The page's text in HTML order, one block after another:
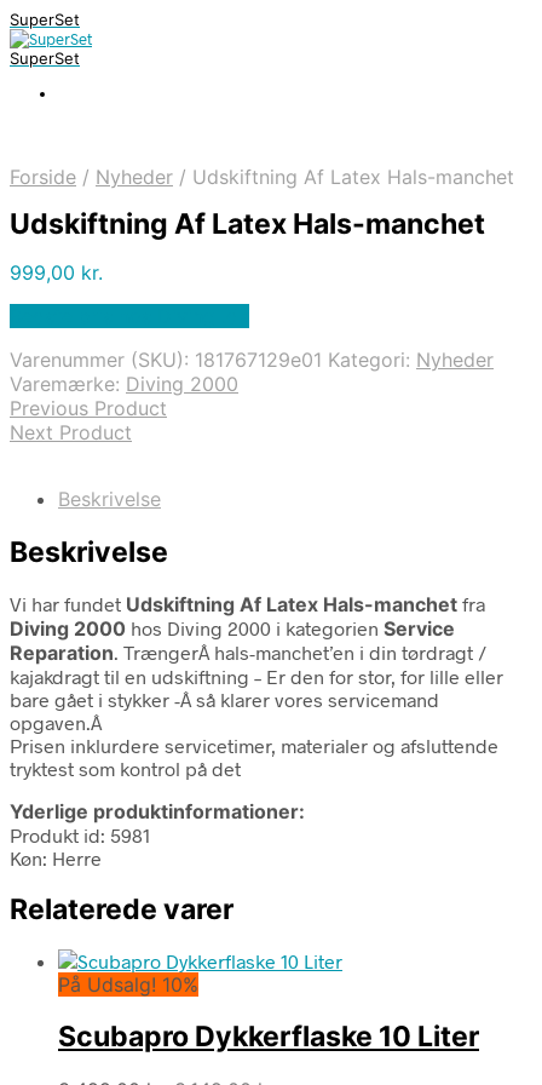
SuperSet
SuperSet
Forside / Nyheder / Udskiftning Af Latex Hals-manchet
Udskiftning Af Latex Hals-manchet
999,00 kr.
Varenummer (SKU): 181767129e01 Kategori: Nyheder
Varemærke: Diving 2000
Previous Product
Next Product
Beskrivelse
Beskrivelse
Vi har fundet Udskiftning Af Latex Hals-manchet fra
Diving 2000 hos Diving 2000 i kategorien Service
Reparation. TrængerÂ hals-manchet’en i din tørdragt /
kajakdragt til en udskiftning – Er den for stor, for lille eller
bare gået i stykker -Â så klarer vores servicemand
opgaven.Â
Prisen inklurdere servicetimer, materialer og afsluttende
tryktest som kontrol på det
Yderlige produktinformationer:
Produkt id: 5981
Køn: Herre
Relaterede varer
På Udsalg! 10%
Scubapro Dykkerflaske 10 Liter